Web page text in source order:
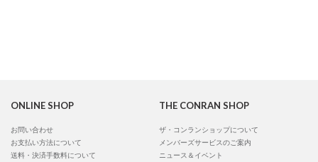
ONLINE SHOP
お問い合わせ
お支払い方法について
送料・決済手数料について
THE CONRAN SHOP
ザ・コンランショップについて
メンバーズサービスのご案内
ニュース＆イベント